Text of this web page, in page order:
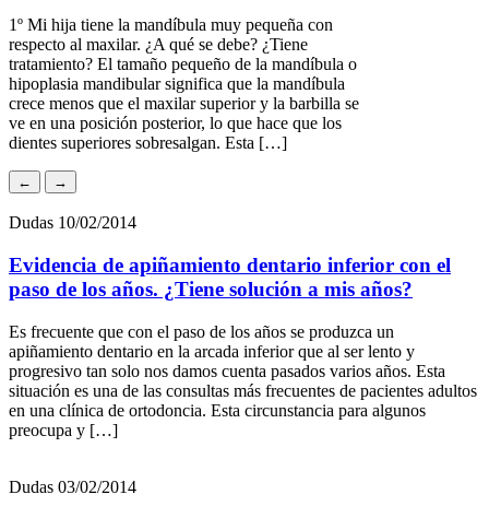
1º Mi hija tiene la mandíbula muy pequeña con
respecto al maxilar. ¿A qué se debe? ¿Tiene
tratamiento? El tamaño pequeño de la mandíbula o
hipoplasia mandibular significa que la mandíbula
crece menos que el maxilar superior y la barbilla se
ve en una posición posterior, lo que hace que los
dientes superiores sobresalgan. Esta […]
← →
Dudas 10/02/2014
Evidencia de apiñamiento dentario inferior con el
paso de los años. ¿Tiene solución a mis años?
Es frecuente que con el paso de los años se produzca un
apiñamiento dentario en la arcada inferior que al ser lento y
progresivo tan solo nos damos cuenta pasados varios años. Esta
situación es una de las consultas más frecuentes de pacientes adultos
en una clínica de ortodoncia. Esta circunstancia para algunos
preocupa y […]
Dudas 03/02/2014